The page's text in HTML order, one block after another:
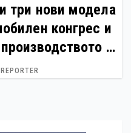
три нови модела
конгрес и
си